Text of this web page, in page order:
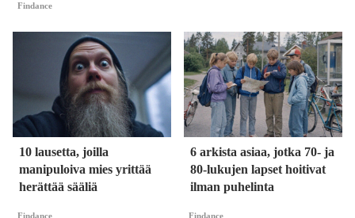
Findance
10 lausetta, joilla
manipuloiva mies yrittää
herättää sääliä
Findance
6 arkista asiaa, jotka 70- ja
80-lukujen lapset hoitivat
ilman puhelinta
Findance